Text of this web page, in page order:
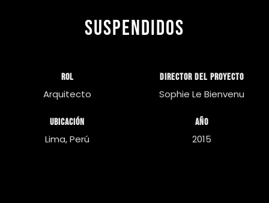
Suspendidos
Rol
Arquitecto
Director del proyecto
Sophie Le Bienvenu
UBICACIÓN
Lima, Perú
AÑO
2015